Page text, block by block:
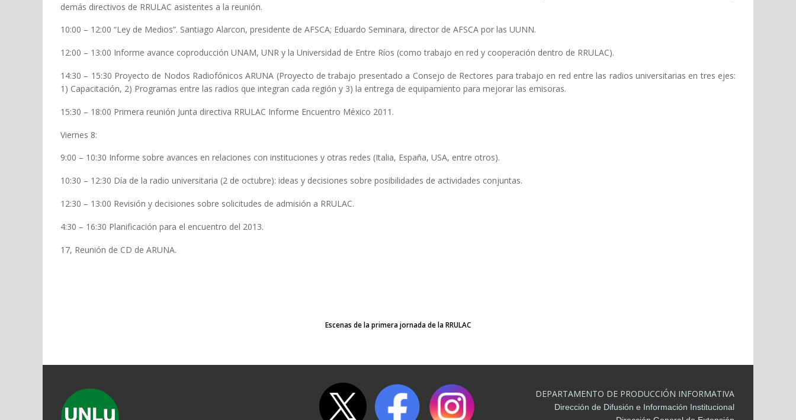
demás directivos de RRULAC asistentes a la reunión.
10:00 – 12:00 “Ley de Medios”. Santiago Alarcon, presidente de AFSCA; Eduardo Seminara, director de AFSCA por las UUNN.
12:00 – 13:00 Informe avance coproducción UNAM, UNR y la Universidad de Entre Ríos (como trabajo en red y cooperación dentro de RRULAC).
14:30 – 15:30 Proyecto de Nodos Radiofónicos ARUNA (Proyecto de trabajo presentado a Consejo de Rectores para trabajo en red entre las radios universitarias en tres ejes:
1) Capacitación, 2) Programas entre las radios que integran cada región y 3) la entrega de equipamiento para mejorar las emisoras.
15:30 – 18:00 Primera reunión Junta directiva RRULAC Informe Encuentro México 2011.
Viernes 8:
9:00 – 10:30 Informe sobre avances en relaciones con instituciones y otras redes (Italia, España, USA, entre otros).
10:30 – 12:30 Día de la radio universitaria (2 de octubre): ideas y decisiones sobre posibilidades de actividades conjuntas.
12:30 – 13:00 Revisión y decisiones sobre solicitudes de admisión a RRULAC.
4:30 – 16:30 Planificación para el encuentro del 2013.
17, Reunión de CD de ARUNA.
Escenas de la primera jornada de la RRULAC
DEPARTAMENTO DE PRODUCCIÓN INFORMATIVA
Dirección de Difusión e Información Institucional